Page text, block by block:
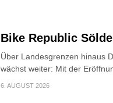
Bike Republic
Über Landesgrenzen hinaus
wächst weiter: Mit der
6. AUGUST 2026